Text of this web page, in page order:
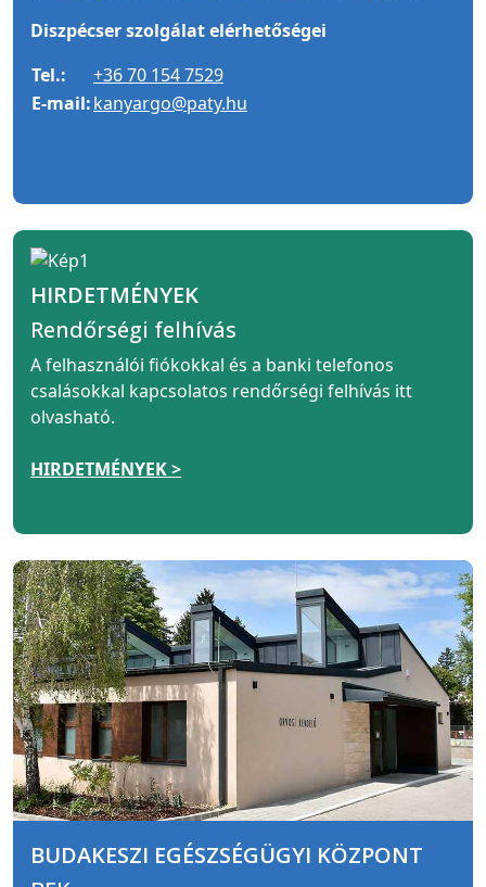
Diszpécser szolgálat elérhetőségei
Tel.:
+36 70 154 7529
E-mail:kanyargo@paty.hu
HIRDETMÉNYEK
Rendőrségi felhívás
A felhasználói fiókokkal és a banki telefonos
csalásokkal kapcsolatos rendőrségi felhívás itt
olvasható.
HIRDETMÉNYEK >
BUDAKESZI EGÉSZSÉGÜGYI KÖZPONT